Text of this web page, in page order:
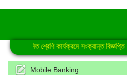
নিয়মিত শ্রেণি কার্যক্রমে সংক্রান্ত বিজ্ঞপ্তি||
Mobile Banking